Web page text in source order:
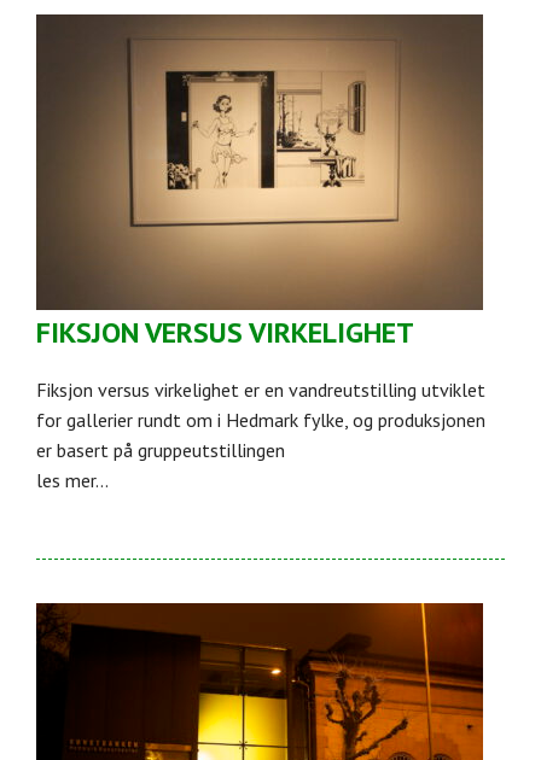
FIKSJON VERSUS VIRKELIGHET
Fiksjon versus virkelighet er en vandreutstilling utviklet
for gallerier rundt om i Hedmark fylke, og produksjonen
er basert på gruppeutstillingen
les mer...